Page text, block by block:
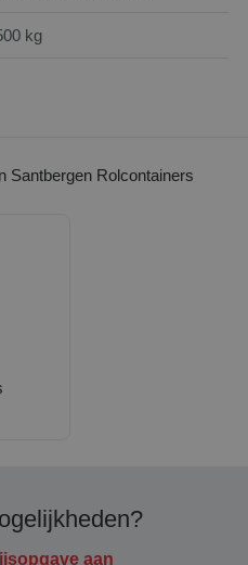
kg
Santbergen Rolcontainers
aan